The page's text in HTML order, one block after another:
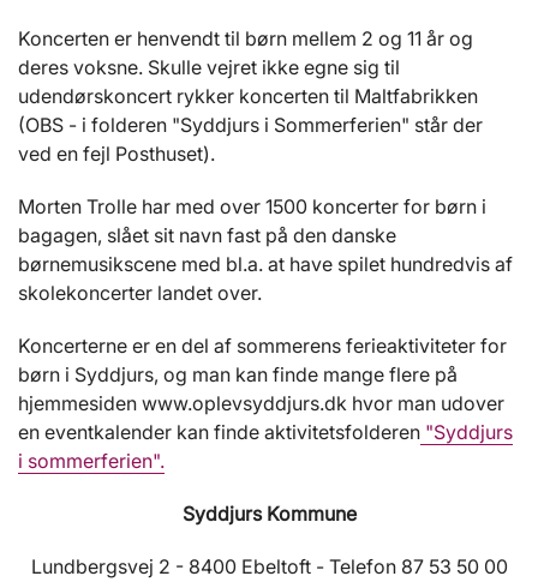
Koncerten er henvendt til børn mellem 2 og 11 år og
deres voksne. Skulle vejret ikke egne sig til
udendørskoncert rykker koncerten til Maltfabrikken
(OBS - i folderen "Syddjurs i Sommerferien" står der
ved en fejl Posthuset).
Morten Trolle har med over 1500 koncerter for børn i
bagagen, slået sit navn fast på den danske
børnemusikscene med bl.a. at have spilet hundredvis af
skolekoncerter landet over.
Koncerterne er en del af sommerens ferieaktiviteter for
børn i Syddjurs, og man kan finde mange flere på
hjemmesiden www.oplevsyddjurs.dk hvor man udover
en eventkalender kan finde aktivitetsfolderen "Syddjurs
i sommerferien".
Syddjurs Kommune
Lundbergsvej 2 - 8400 Ebeltoft - Telefon 87 53 50 00